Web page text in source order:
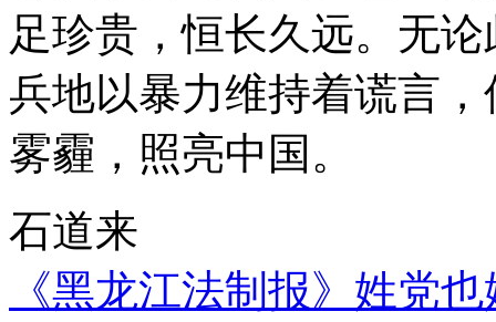
足珍贵，恒长久远。无
兵地以暴力维持着谎言
雾霾，照亮中国。
石道来
《黑龙江法制报》姓党